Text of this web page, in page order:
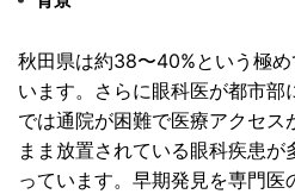
秋田県は約38〜40%という極
います。 さらに眼科医が都市部
では通院が困難で医療アクセス
まま放置されている眼科疾患
っています。 早期発見を専門医